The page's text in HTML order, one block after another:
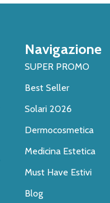
Navigazione
SUPER PROMO
Best Seller
Solari 2026
Dermocosmetica
Medicina Estetica
Must Have Estivi
Blog